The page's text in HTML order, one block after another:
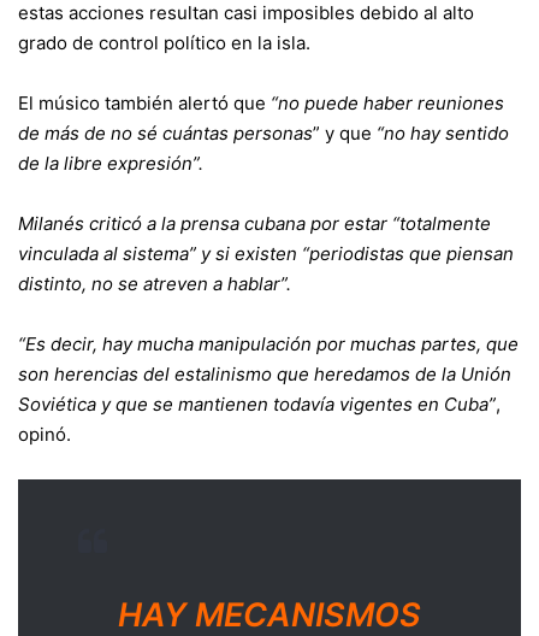
estas acciones resultan casi imposibles debido al alto
grado de control político en la isla.
El músico también alertó que “no puede haber reuniones
de más de no sé cuántas personas” y que “no hay sentido
de la libre expresión”.
Milanés criticó a la prensa cubana por estar “totalmente
vinculada al sistema” y si existen “periodistas que piensan
distinto, no se atreven a hablar”.
“Es decir, hay mucha manipulación por muchas partes, que
son herencias del estalinismo que heredamos de la Unión
Soviética y que se mantienen todavía vigentes en Cuba”,
opinó.
HAY MECANISMOS